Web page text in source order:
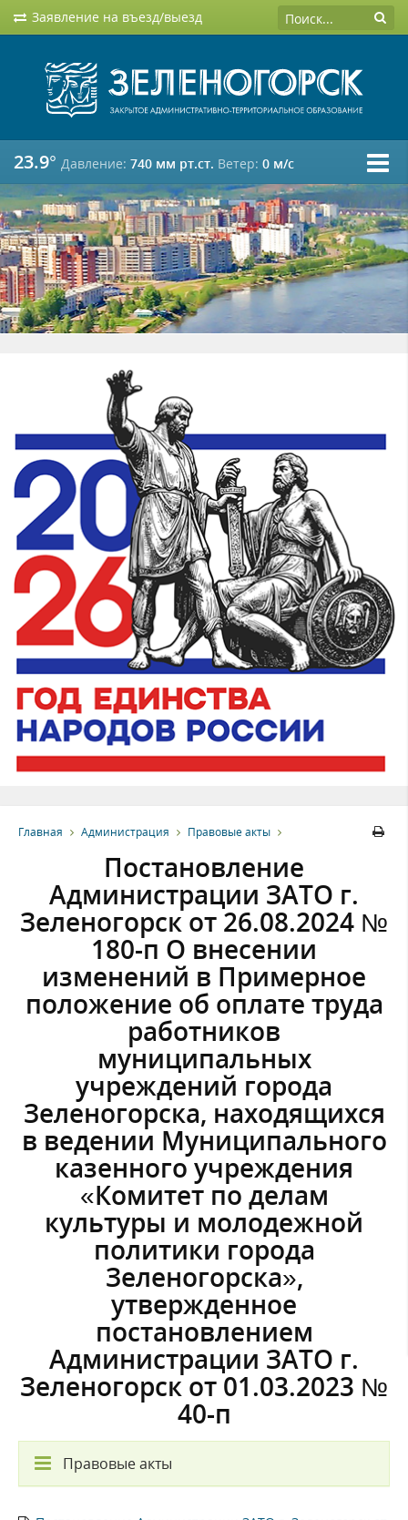
Заявление на въезд/выезд
23.9° Давление: 740 мм рт.ст. Ветер: 0 м/c
Главная Администрация Правовые акты
Постановление
Администрации ЗАТО г.
Зеленогорск от 26.08.2024 №
180-п О внесении
изменений в Примерное
положение об оплате труда
работников
муниципальных
учреждений города
Зеленогорска, находящихся
в ведении Муниципального
казенного учреждения
«Комитет по делам
культуры и молодежной
политики города
Зеленогорска»,
утвержденное
постановлением
Администрации ЗАТО г.
Зеленогорск от 01.03.2023 №
40-п
Правовые акты